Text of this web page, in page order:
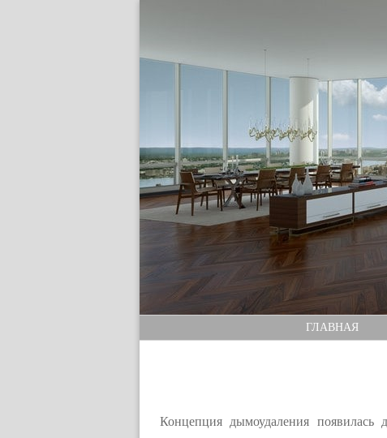
ГЛАВНАЯ
Концепция дымоудаления